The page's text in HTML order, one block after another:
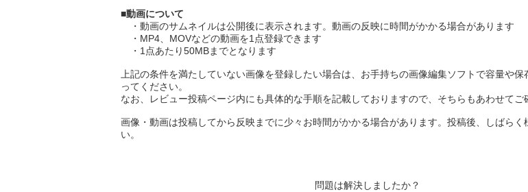
■動画について
・動画のサムネイルは公開後に表示されます。動画の反映に時間がかかる場合があります
・MP4、MOVなどの動画を1点登録できます
・1点あたり50MBまでとなります
上記の条件を満たしていない画像を登録したい場合は、お手持ちの画像編集ソフトで容量や保
ってください。
なお、レビュー投稿ページ内にも具体的な手順を記載しておりますので、そちらもあわせてご
画像・動画は投稿してから反映までに少々お時間がかかる場合があります。投稿後、しばらく
い。
問題は解決しましたか？